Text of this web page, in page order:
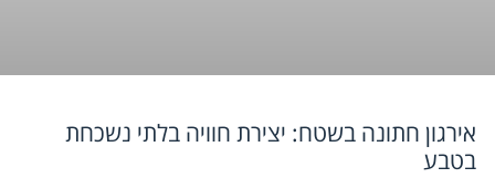
אירגון חתונה בשטח: יצירת חוויה בלתי נשכחת
בטבע